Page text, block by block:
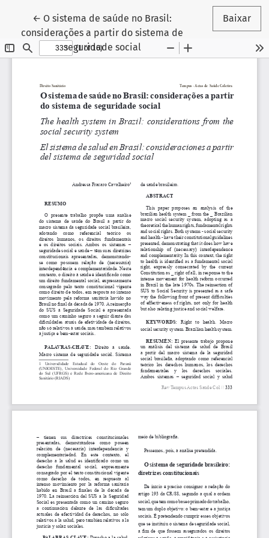
← Voltar aos Detalhes do Artigo
O sistema de saúde no Brasil:
considerações a partir do sistema de
seguridade social
Baixar